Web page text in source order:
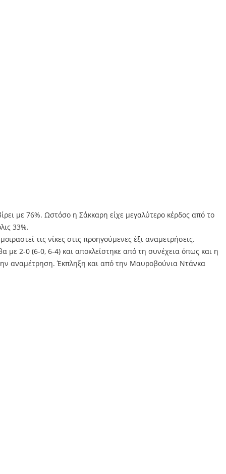
με 76%. Ωστόσο η Σάκκαρη είχε μεγαλύτερο κέρδος από το
33%.
τις νίκες στις προηγούμενες έξι αναμετρήσεις.
με 2-0 (6-0, 6-4) και αποκλείστηκε από τη συνέχεια όπως και η
αναμέτρηση. Έκπληξη και από την Μαυροβούνια Ντάνκα